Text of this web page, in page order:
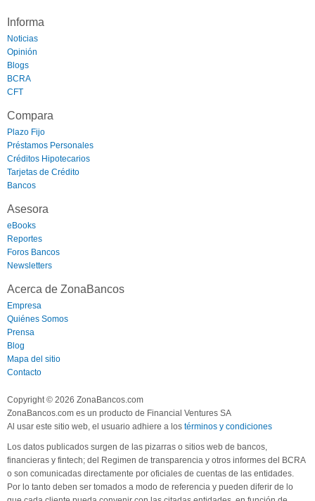
Informa
Noticias
Opinión
Blogs
BCRA
CFT
Compara
Plazo Fijo
Préstamos Personales
Créditos Hipotecarios
Tarjetas de Crédito
Bancos
Asesora
eBooks
Reportes
Foros Bancos
Newsletters
Acerca de ZonaBancos
Empresa
Quiénes Somos
Prensa
Blog
Mapa del sitio
Contacto
Copyright © 2026 ZonaBancos.com
ZonaBancos.com es un producto de Financial Ventures SA
Al usar este sitio web, el usuario adhiere a los términos y condiciones
Los datos publicados surgen de las pizarras o sitios web de bancos,
financieras y fintech; del Regimen de transparencia y otros informes del BCRA
o son comunicadas directamente por oficiales de cuentas de las entidades.
Por lo tanto deben ser tomados a modo de referencia y pueden diferir de lo